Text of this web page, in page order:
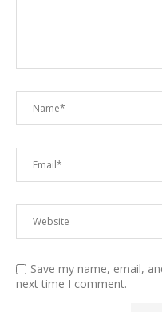
Save my name, email,
next time I comment.